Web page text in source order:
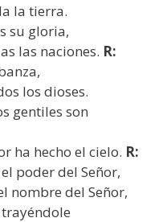
la tierra.
su gloria,
las naciones. R:
los dioses.
gentiles son
ha hecho el cielo. R:
poder del Señor,
nombre del Señor,